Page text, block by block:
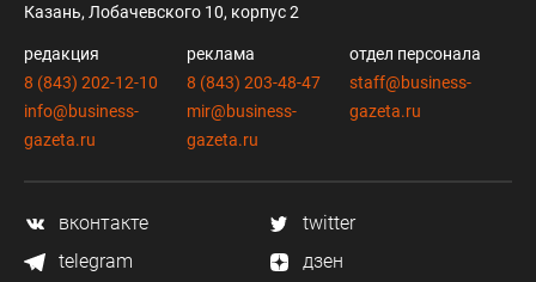
Казань, Лобачевского 10, корпус 2
редакция
8 (843) 202-12-10
info@business-
gazeta.ru
реклама
8 (843) 203-48-47
mir@business-
gazeta.ru
отдел персонала
staff@business-
gazeta.ru
вконтакте
twitter
telegram
дзен